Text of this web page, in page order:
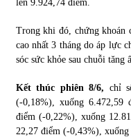
lên 9.924,74 điểm.
Trong khi đó, chứng khoán
cao nhất 3 tháng do áp lực
sóc sức khỏe sau chuỗi tăng
Kết thúc phiên 8/6, chỉ
(-0,18%), xuống
điểm (-0,22%), xuống
22,27 điểm (-0,43%), xuống